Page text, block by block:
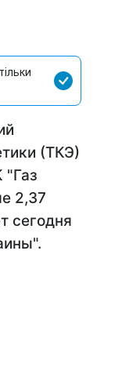
(ТКЭ)
"Газ
2,37
сегодня